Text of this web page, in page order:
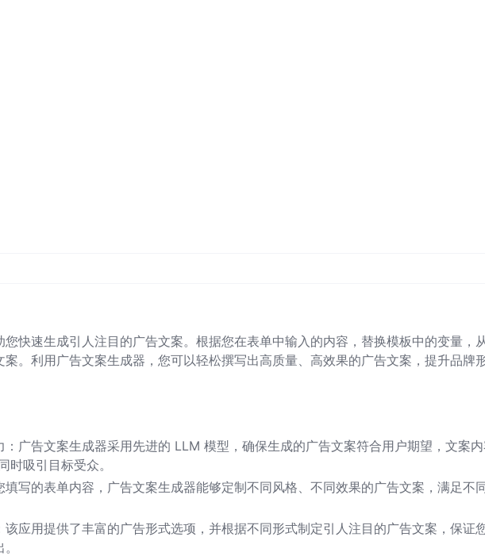
您快速生成引人注目的广告文案。根据您在表单中输入的内容，替换模板中的变量，
案。利用广告文案生成器，您可以轻松撰写出高质量、高效果的广告文案，提升品牌
：广告文案生成器采用先进的 LLM 模型，确保生成的广告文案符合用户期望，文案
时吸引目标受众。
填写的表单内容，广告文案生成器能够定制不同风格、不同效果的广告文案，满足不
该应用提供了丰富的广告形式选项，并根据不同形式制定引人注目的广告文案，保证